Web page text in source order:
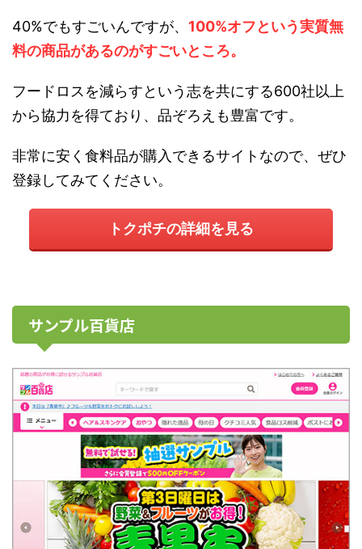
40%でもすごいんですが、 100%オフという実質無
料の商品があるのがすごいところ。
フードロスを減らすという志を共にする600社以上
から協力を得ており、品ぞろえも豊富です。
非常に安く食料品が購入できるサイトなので、ぜひ
登録してみてください。
トクポチの詳細を見る
サンプル百貨店